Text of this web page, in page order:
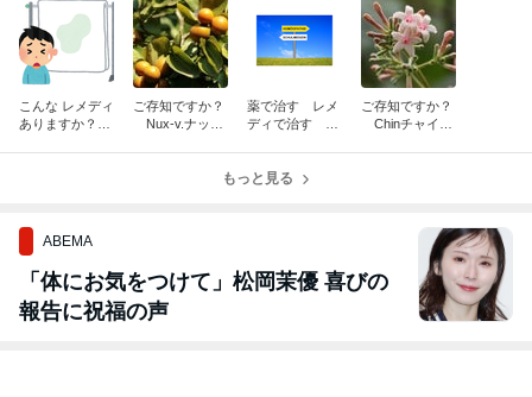
こんな レメディ
ありますか？
ご存知ですか？
Nux-v.ナック
薬で治す レメ
ディで治す
ご存知ですか？
Chinチャイナ
もっと見る
ABEMA
「体にお気をつけて」松岡茉優 喜びの
報告に祝福の声